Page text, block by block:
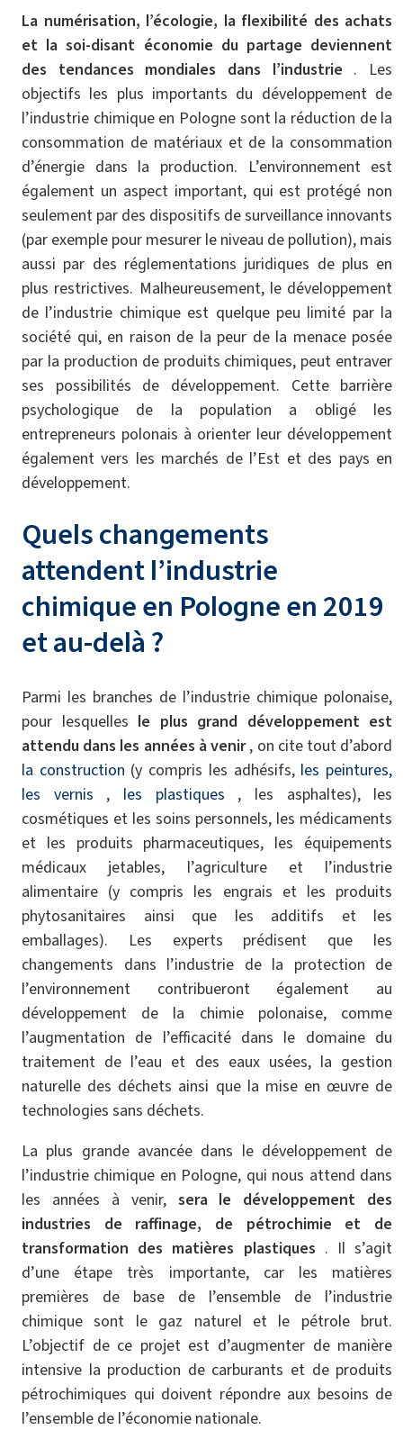
La numérisation, l’écologie, la flexibilité des achats
et la soi-disant économie du partage deviennent
des tendances mondiales dans l’industrie . Les
objectifs les plus importants du développement de
l’industrie chimique en Pologne sont la réduction de la
consommation de matériaux et de la consommation
d’énergie dans la production. L’environnement est
également un aspect important, qui est protégé non
seulement par des dispositifs de surveillance innovants
(par exemple pour mesurer le niveau de pollution), mais
aussi par des réglementations juridiques de plus en
plus restrictives. Malheureusement, le développement
de l’industrie chimique est quelque peu limité par la
société qui, en raison de la peur de la menace posée
par la production de produits chimiques, peut entraver
ses possibilités de développement. Cette barrière
psychologique de la population a obligé les
entrepreneurs polonais à orienter leur développement
également vers les marchés de l’Est et des pays en
développement.
Quels changements
attendent l’industrie
chimique en Pologneen 2019
et au-delà ?
Parmi les branches de l’industrie chimique polonaise,
pour lesquelles le plus grand développement est
attendu dans les années à venir, on cite tout d’abord
la construction (y compris les adhésifs, les peintures,
les vernis , les plastiques , les asphaltes), les
cosmétiques et les soins personnels, les médicaments
et les produits pharmaceutiques, les équipements
médicaux jetables, l’agriculture et l’industrie
alimentaire (y compris les engrais et les produits
phytosanitaires ainsi que les additifs et les
emballages). Les experts prédisent que les
changements dans l’industrie de la protection de
l’environnement contribueront également au
développement de la chimie polonaise, comme
l’augmentation de l’efficacité dans le domaine du
traitement de l’eau et des eaux usées, la gestion
naturelle des déchets ainsi que la mise en œuvre de
technologies sans déchets.
La plus grande avancée dans le développement de
l’industrie chimique en Pologne, qui nous attend dans
les années à venir, sera le développement des
industries de raffinage, de pétrochimie et de
transformation des matières plastiques . Il s’agit
d’une étape très importante, car les matières
premières de base de l’ensemble de l’industrie
chimique sont le gaz naturel et le pétrole brut.
L’objectif de ce projet est d’augmenter de manière
intensive la production de carburants et de produits
pétrochimiques qui doivent répondre aux besoins de
l’ensemble de l’économie nationale.